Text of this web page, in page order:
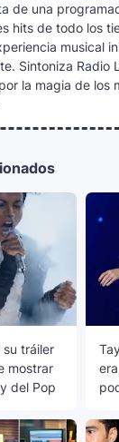
de una
hits de todo los
musical
Sintoniza Radio
la magia de los
su tráiler
mostrar
del Pop